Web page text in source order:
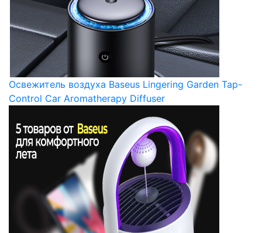
Освежитель воздуха Baseus Lingering Garden Tap-
Control Car Aromatherapy Diffuser